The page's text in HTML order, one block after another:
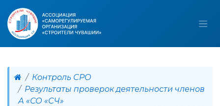
Контроль СРО
Результаты проверок деятельности членов
А «СО «СЧ»